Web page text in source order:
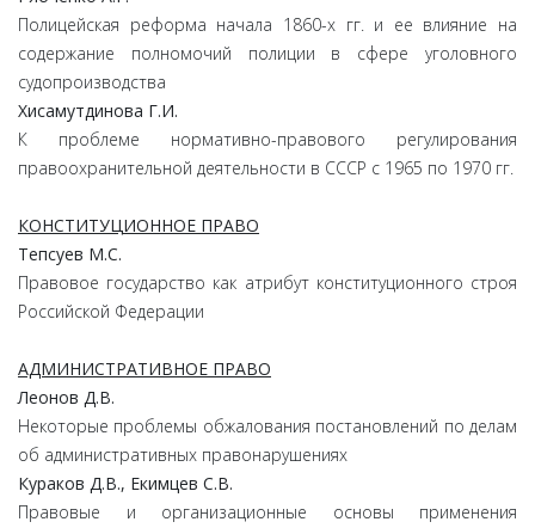
Полицейская реформа начала 1860-х гг. и ее влияние на
содержание полномочий полиции в сфере уголовного
судопроизводства
Хисамутдинова Г.И.
К проблеме нормативно-правового регулирования
правоохранительной деятельности в СССР с 1965 по 1970 гг.
КОНСТИТУЦИОННОЕ ПРАВО
Тепсуев М.С.
Правовое государство как атрибут конституционного строя
Российской Федерации
АДМИНИСТРАТИВНОЕ ПРАВО
Леонов Д.В.
Некоторые проблемы обжалования постановлений по делам
об административных правонарушениях
Кураков Д.В., Екимцев С.В.
Правовые и организационные основы применения